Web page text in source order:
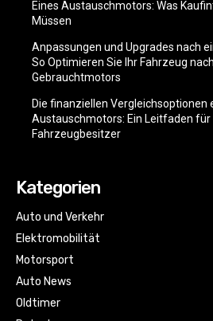
Eines Austauschmotors: Was
Müssen
Anpassungen und Upgrades nach
So Optimieren Sie Ihr Fahrzeug
Gebrauchtmotors
Die finanziellen Vergleichsoptionen
Austauschmotors: Ein Leitfaden für
Fahrzeugbesitzer
Kategorien
Auto und Verkehr
Elektromobilität
Motorsport
Auto News
Oldtimer